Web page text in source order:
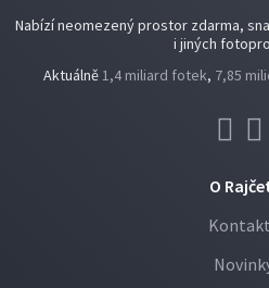
Nabízí neomezený prostor zdarma,
i jiných
Aktuálně1,4 miliard fotek, 7,85
O